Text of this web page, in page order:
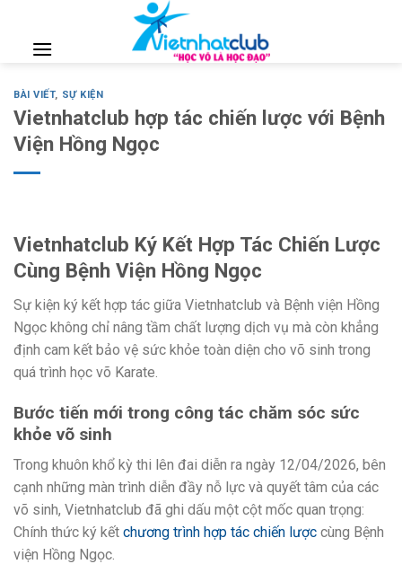
content
BÀI VIẾT, SỰ KIỆN
Vietnhatclub hợp tác chiến lược với Bệnh
Viện Hồng Ngọc
Vietnhatclub Ký Kết Hợp Tác Chiến Lược
Cùng Bệnh Viện Hồng Ngọc
Sự kiện ký kết hợp tác giữa Vietnhatclub và Bệnh viện Hồng
Ngọc không chỉ nâng tầm chất lượng dịch vụ mà còn khẳng
định cam kết bảo vệ sức khỏe toàn diện cho võ sinh trong
quá trình học võ Karate.
Bước tiến mới trong công tác chăm sóc sức
khỏe võ sinh
Trong khuôn khổ kỳ thi lên đai diễn ra ngày 12/04/2026, bên
cạnh những màn trình diễn đầy nỗ lực và quyết tâm của các
võ sinh, Vietnhatclub đã ghi dấu một cột mốc quan trọng:
Chính thức ký kết chương trình hợp tác chiến lược cùng Bệnh
viện Hồng Ngọc.